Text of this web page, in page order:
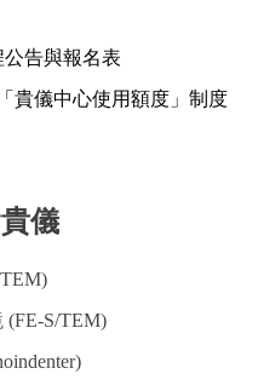
告與報名表
貴儀中心使用額度」制度
儀
S/TEM)